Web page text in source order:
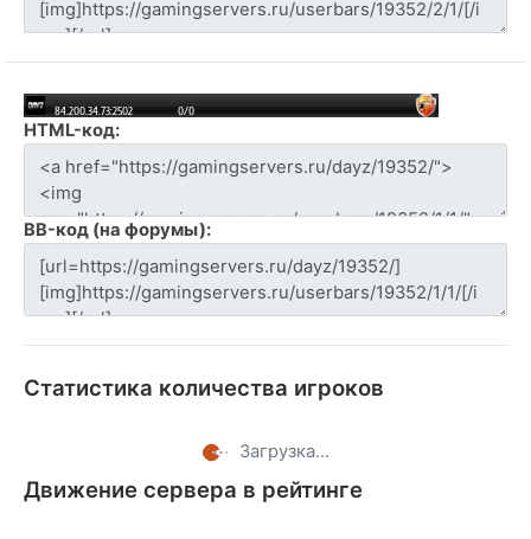
HTML-код:
BB-код (на форумы):
Статистика количества игроков
Загрузка...
Движение сервера в рейтинге